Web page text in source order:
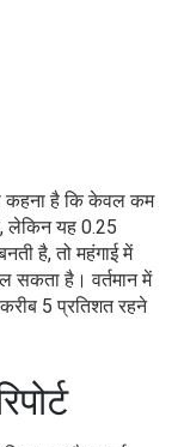
कहना है कि केवल कम
लेकिन यह 0.25
है, तो महंगाई में
सकता है। वर्तमान में
5 प्रतिशत रहने